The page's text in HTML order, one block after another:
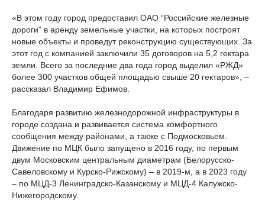
«В этом году город предоставил ОАО “Российские железные
дороги” в аренду земельные участки, на которых построят
новые объекты и проведут реконструкцию существующих. За
этот год с компанией заключили 35 договоров на 5,2 гектара
земли. Всего за последние два года город выделил «РЖД»
более 300 участков общей площадью свыше 20 гектаров», –
рассказал Владимир Ефимов.
Благодаря развитию железнодорожной инфраструктуры в
городе создана и развивается система комфортного
сообщения между районами, а также с Подмосковьем.
Движение по МЦК было запущено в 2016 году, по первым
двум Московским центральным диаметрам (Белорусско-
Савеловскому и Курско-Рижскому) – в 2019-м, а в 2023 году
– по МЦД-3 Ленинградско-Казанскому и МЦД-4 Калужско-
Нижегородскому.